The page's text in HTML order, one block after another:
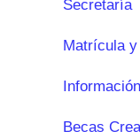
Secretaría
Matrícula
Becas